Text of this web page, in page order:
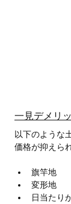
一見デメリ
以下のような
価格が抑えら
旗竿地
変形地
日当たり